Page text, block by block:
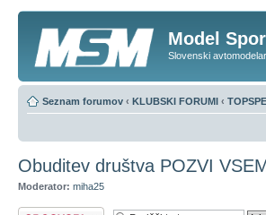
Model
Slovenski
Seznam forumov ‹ KLUBSKI FORUMI ‹
Obuditev društva POZVI
Moderator: miha25
Napiši odgovor